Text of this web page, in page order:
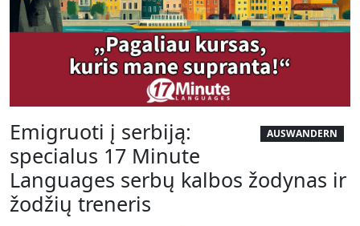
AUSWANDERN
Emigruoti į serbiją:
specialus 17 Minute
Languages serbų kalbos žodynas ir
žodžių treneris